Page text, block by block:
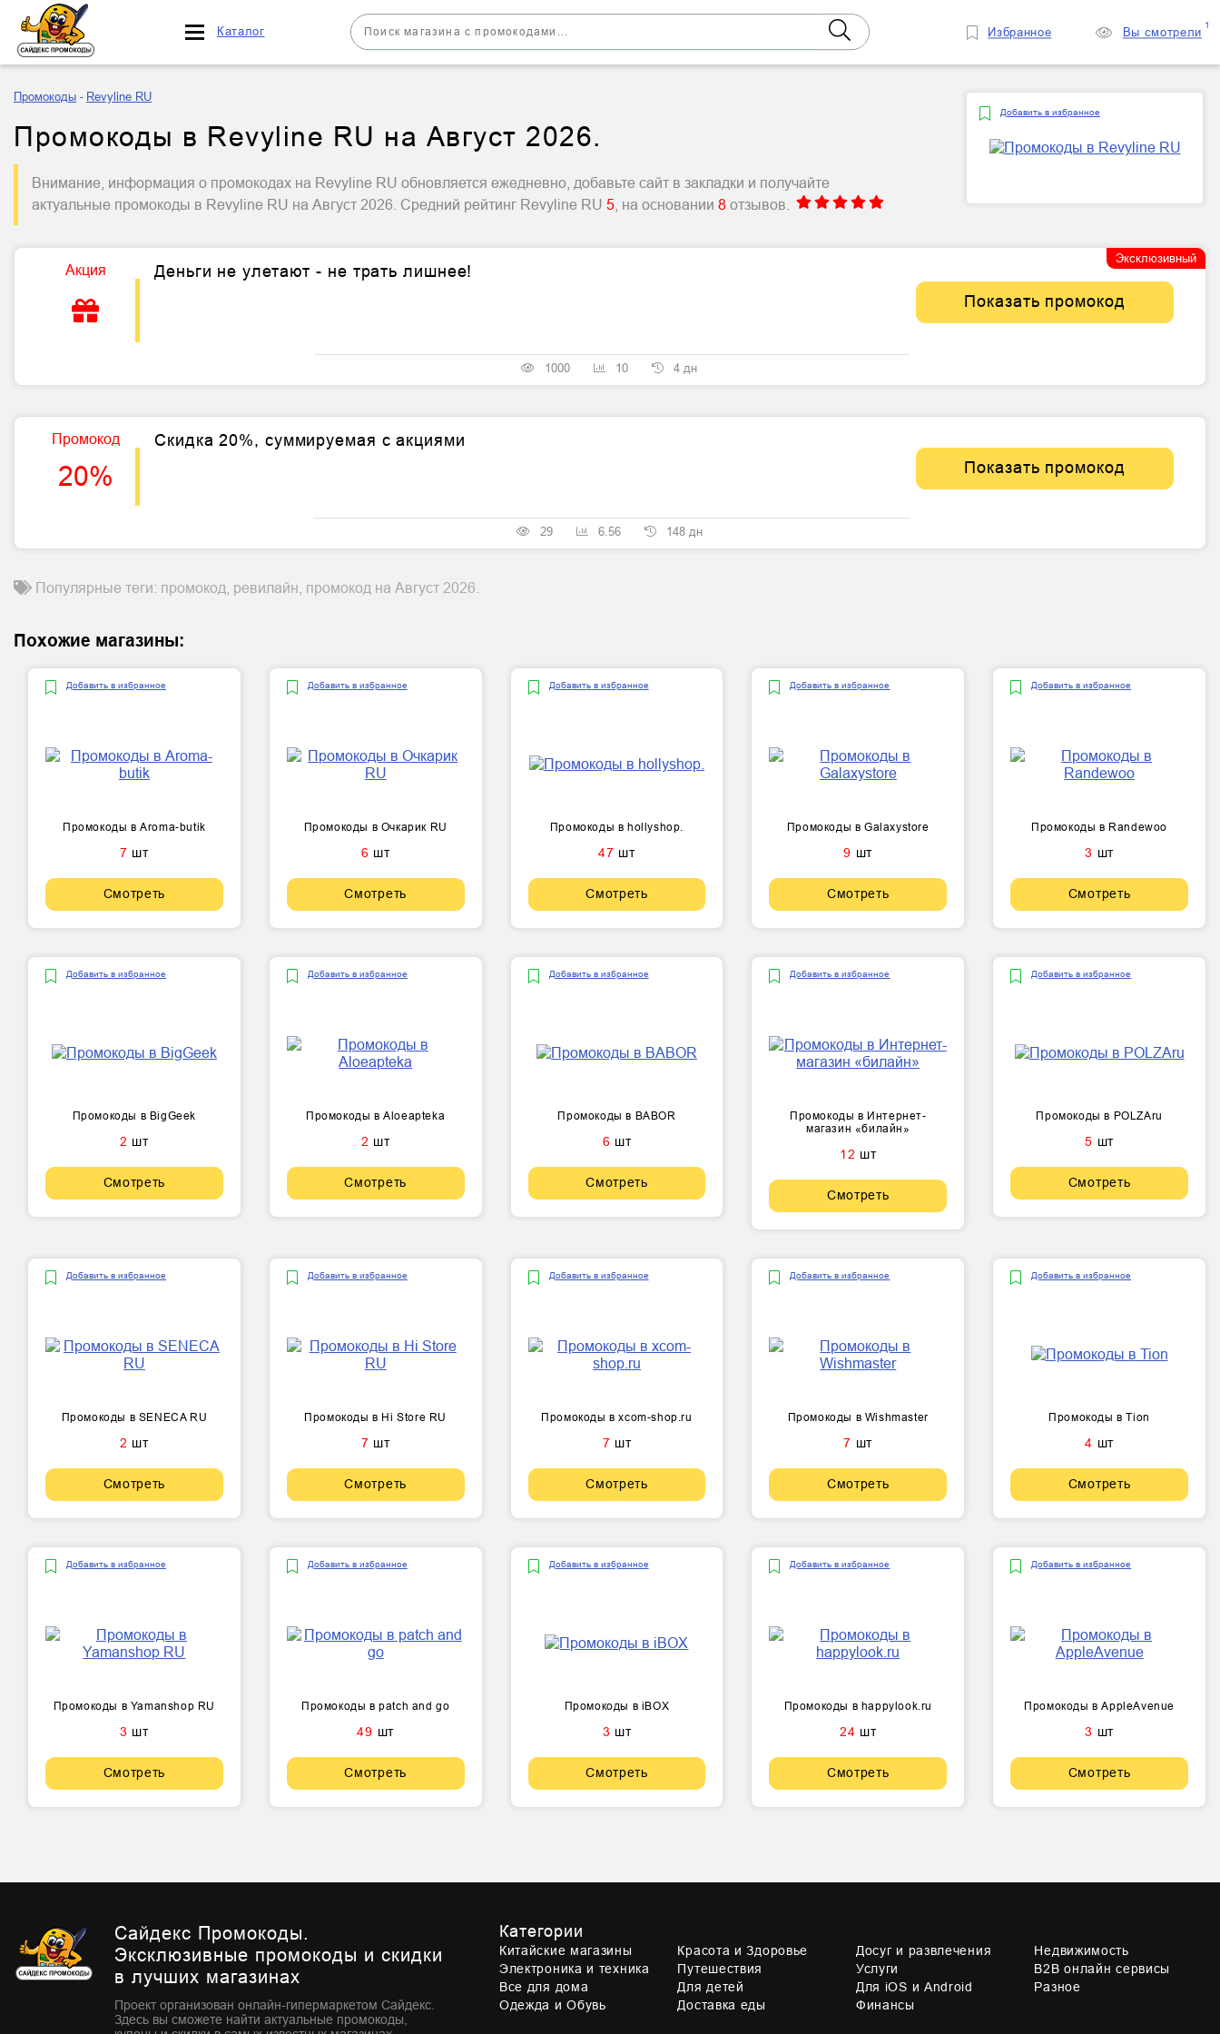
Промокоды Revyline RU
Промокоды в Revyline RU на Август 2026.
Внимание, информация о промокодах на Revyline RU обновляется ежедневно, добавьте сайт в закладки и получайте
актуальные промокоды в Revyline RU на Август 2026. Средний рейтинг Revyline RU 5 , на основании 8 отзывов.
Добавить в избранное
Эксклюзивный
Акция
Деньги не улетают - не трать лишнее!
Показать промокод
1000 10 4 дн
Промокод
20%
Скидка 20%, суммируемая с акциями
Показать промокод
29 6.56 148 дн
Популярные теги: промокод, ревилайн, промокод на Август 2026.
Похожие магазины:
Добавить в избранное
Промокоды в Aroma-butik
7 шт
Смотреть
Добавить в избранное
Промокоды в Очкарик RU
6 шт
Смотреть
Добавить в избранное
Промокоды в hollyshop.
47 шт
Смотреть
Добавить в избранное
Промокоды в Galaxystore
9 шт
Смотреть
Добавить в избранное
Промокоды в Randewoo
3 шт
Смотреть
Добавить в избранное
Промокоды в BigGeek
2 шт
Смотреть
Добавить в избранное
Промокоды в Aloeapteka
2 шт
Смотреть
Добавить в избранное
Промокоды в BABOR
6 шт
Смотреть
Добавить в избранное
Промокоды в Интернет-
магазин «билайн»
12 шт
Смотреть
Добавить в избранное
Промокоды в POLZAru
5 шт
Смотреть
Добавить в избранное
Промокоды в SENECA RU
2 шт
Смотреть
Добавить в избранное
Промокоды в Hi Store RU
7 шт
Смотреть
Добавить в избранное
Промокоды в xcom-shop.ru
7 шт
Смотреть
Добавить в избранное
Промокоды в Wishmaster
7 шт
Смотреть
Добавить в избранное
Промокоды в Tion
4 шт
Смотреть
Добавить в избранное
Промокоды в Yamanshop RU
3 шт
Смотреть
Добавить в избранное
Промокоды в patch and go
49 шт
Смотреть
Добавить в избранное
Промокоды в iBOX
3 шт
Смотреть
Добавить в избранное
Промокоды в happylook.ru
24 шт
Смотреть
Добавить в избранное
Промокоды в AppleAvenue
3 шт
Смотреть
Сайдекс Промокоды.
Эксклюзивные промокоды и скидки
в лучших магазинах
Проект организован онлайн-гипермаркетом Сайдекс.
Здесь вы сможете найти актуальные промокоды,
Категории
Китайские магазины
Электроника и техника
Все для дома
Одежда и Обувь
Красота и Здоровье
Путешествия
Для детей
Доставка еды
Досуг и развлечения
Услуги
Для iOS и Android
Финансы
Недвижимость
B2B онлайн сервисы
Разное
Каталог Избранное Вы смотрели
1